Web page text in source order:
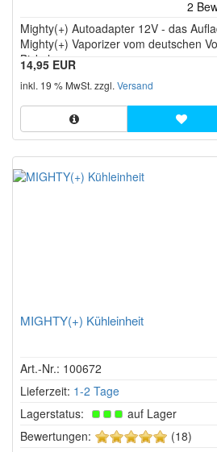
Sternen!
Mighty(+) Autoadapter 12V - das
Mighty(+) Vaporizer vom deutschen
Bickel
14,95 EUR
inkl. 19 % MwSt. zzgl. Versand
MIGHTY(+) Kühleinheit
Art.-Nr.: 100672
Lieferzeit: 1-2 Tage
Lagerstatus:
auf Lager
Bewertungen:
5(18)